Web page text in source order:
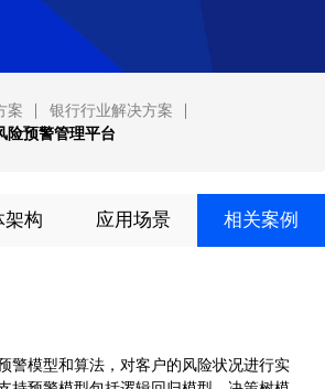
案
银行行业解决方案
险预警管理平台
架构 应用场景 相关案例
警模型和算法，对客户的风险状况进行实